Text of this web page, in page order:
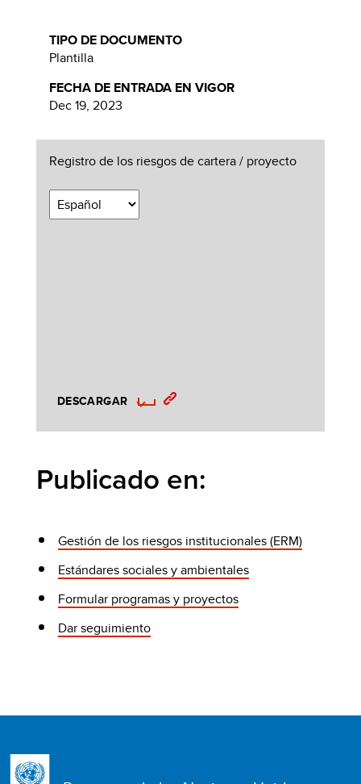
TIPO DE DOCUMENTO
Plantilla
FECHA DE ENTRADA EN VIGOR
Dec 19, 2023
Registro de los riesgos de cartera / proyecto
DESCARGAR
Publicado en:
Gestión de los riesgos institucionales (ERM)
Estándares sociales y ambientales
Formular programas y proyectos
Dar seguimiento